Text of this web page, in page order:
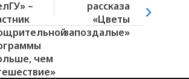
–
чем
рассказа
«Цветы
запоздалые»